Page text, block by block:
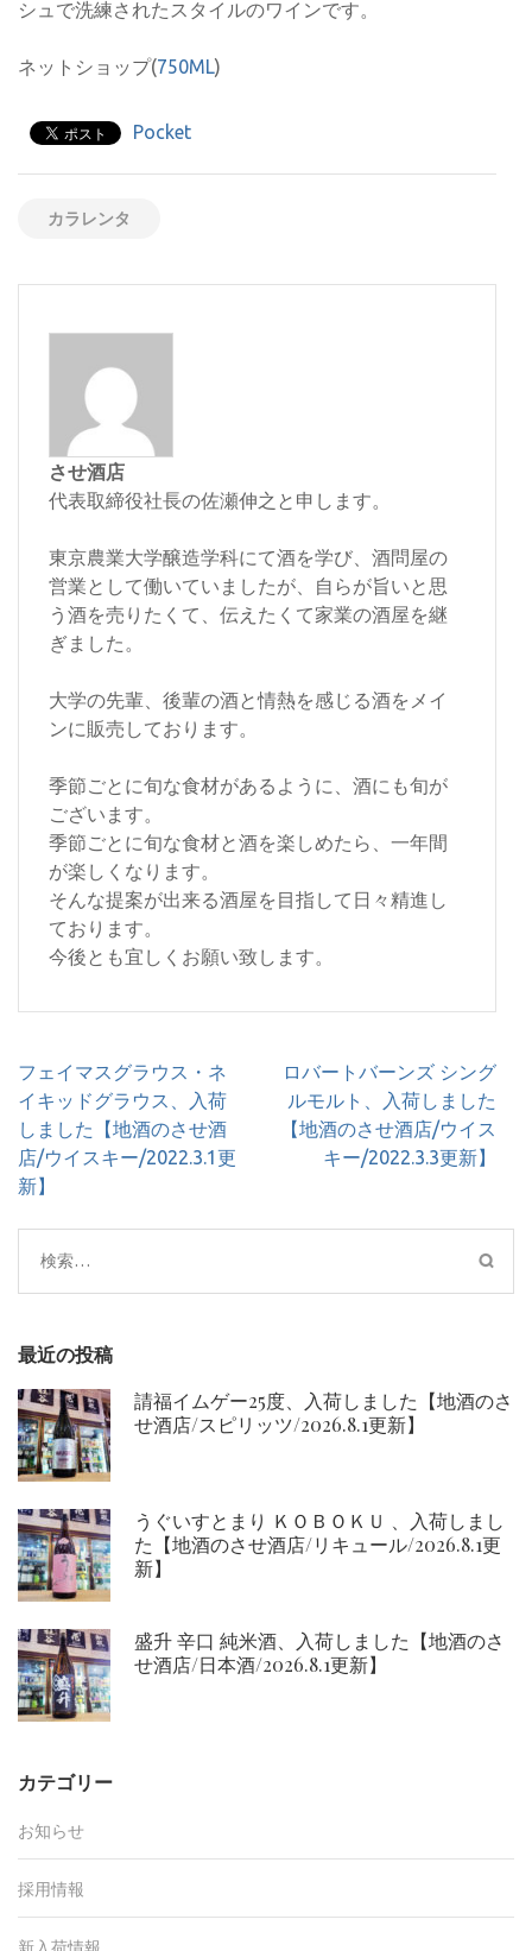
シュで洗練されたスタイルのワインです。
ネットショップ(750ML)
Pocket
カラレンタ
させ酒店
代表取締役社長の佐瀬伸之と申します。
東京農業大学醸造学科にて酒を学び、酒問屋の
営業として働いていましたが、自らが旨いと思
う酒を売りたくて、伝えたくて家業の酒屋を継
ぎました。
大学の先輩、後輩の酒と情熱を感じる酒をメイ
ンに販売しております。
季節ごとに旬な食材があるように、酒にも旬が
ございます。
季節ごとに旬な食材と酒を楽しめたら、一年間
が楽しくなります。
そんな提案が出来る酒屋を目指して日々精進し
ております。
今後とも宜しくお願い致します。
投
稿
ナ
ビ
ゲ
ョ
ン
フェイマスグラウス・ネ
イキッドグラウス、入荷
しました【地酒のさせ酒
店/ウイスキー/2022.3.1更
新】
ロバートバーンズ シング
ルモルト、入荷しました
【地酒のさせ酒店/ウイス
キー/2022.3.3更新】
検
索:
最近の投稿
請福イムゲー25度、入荷しました【地酒のさ
せ酒店/スピリッツ/2026.8.1更新】
うぐいすとまり ＫＯＢＯＫＵ 、入荷しまし
た【地酒のさせ酒店/リキュール/2026.8.1更
新】
盛升 辛口 純米酒、入荷しました【地酒のさ
せ酒店/日本酒/2026.8.1更新】
カテゴリー
お知らせ
採用情報